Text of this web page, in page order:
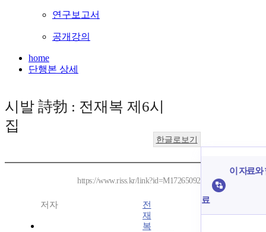
연구보고서
공개강의
home
단행본 상세
시발 詩勃 : 전재복 제6시
집
한글로보기
https://www.riss.kr/link?id=M17265092
저자
전
재
복
이 자료와
료